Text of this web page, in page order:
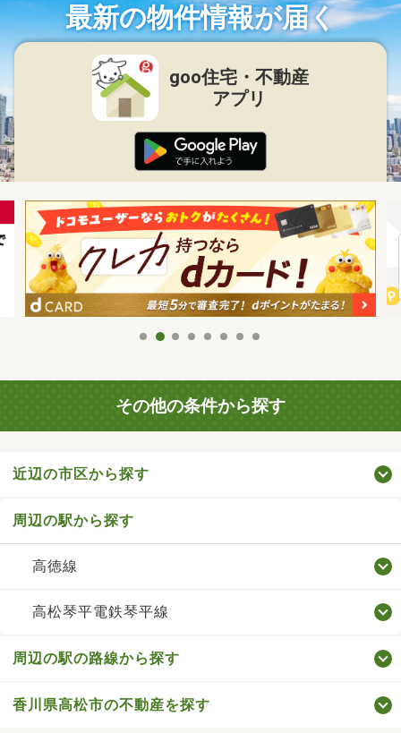
最新の物件情報が届く
goo住宅・不動産
アプリ
その他の条件から探す
近辺の市区から探す
周辺の駅から探す
高徳線
高松琴平電鉄琴平線
周辺の駅の路線から探す
香川県高松市の不動産を探す